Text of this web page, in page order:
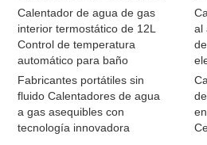
Calentador de agua de gas
interior termostático de 12L
Control de temperatura
automático para baño
Fabricantes portátiles sin
fluido Calentadores de agua
a gas asequibles con
tecnología innovadora
al